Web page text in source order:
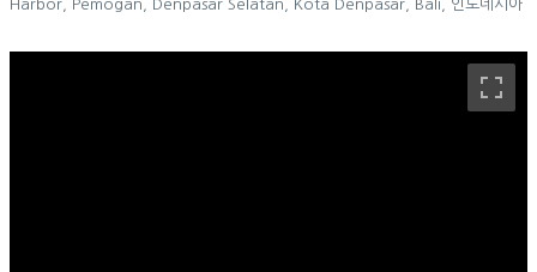
Harbor, Pemogan, Denpasar Selatan, Kota Denpasar, Bali, 인도네시아